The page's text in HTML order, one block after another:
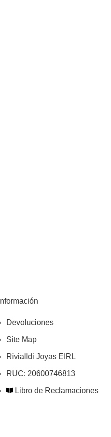
Información
Devoluciones
Site Map
Rivialldi Joyas EIRL
RUC: 20600746813
Libro de Reclamaciones